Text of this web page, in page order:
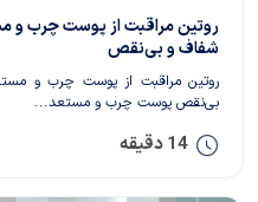
روتین مراقبت از پوست چرب و
شفاف و بی‌نقص
روتین مراقبت از پوست چرب و
بی‌نقص پوست چرب و مستعد...
14 دقیقه